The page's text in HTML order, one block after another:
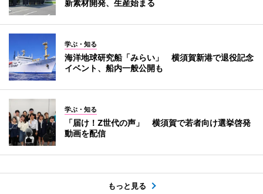
新素材開発、生産始まる
学ぶ・知る
海洋地球研究船「みらい」 横須賀新港で退役記念
イベント、船内一般公開も
学ぶ・知る
「届け！Z世代の声」 横須賀で若者向け選挙啓発
動画を配信
もっと見る